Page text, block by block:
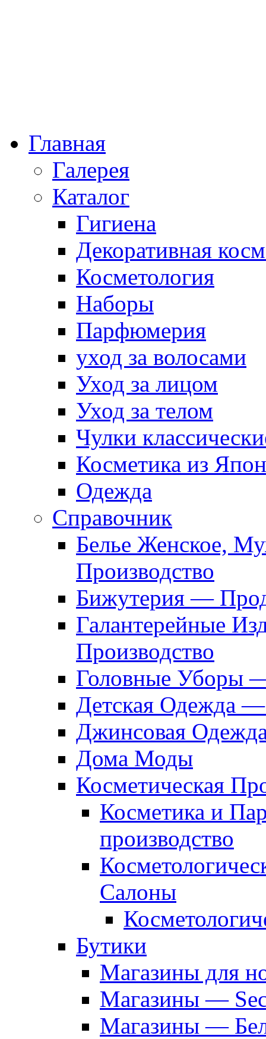
Главная
Галерея
Каталог
Гигиена
Декоративная
Косметология
Наборы
Парфюмерия
уход за волосами
Уход за лицом
Уход за телом
Чулки
Косметика из
Одежда
Справочник
Белье Женское,
Производство
Бижутерия —
Галантерейные
Производство
Головные Уборы
Детская Одежда
Джинсовая
Дома Моды
Косметическая
Косметика и
производство
Салоны
Бутики
Магазины для
Магазины —
Магазины —